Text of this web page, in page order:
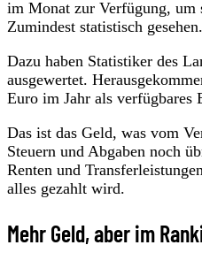
im Monat zur Verfügung, um
Zumindest statistisch gesehen.
Dazu haben Statistiker des
ausgewertet.
Euro im Jahr als verfügbares
Das ist das Geld, was vom
Steuern und Abgaben noch
Renten und
alles gezahlt wird.
Mehr Geld, aber im